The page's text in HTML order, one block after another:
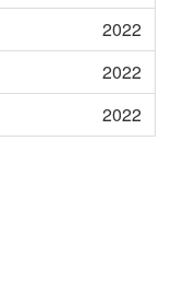
2022
2022
2022